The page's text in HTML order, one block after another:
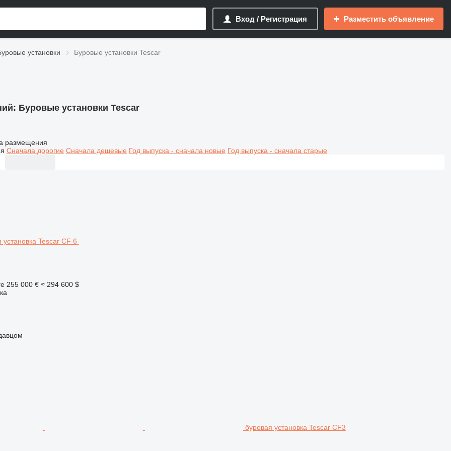
Вход / Регистрация Разместить объявление
установки Буровые установки Tescar
Буровые установки Tescar
размещения
Сначала дорогие Сначала дешевые Год выпуска - сначала новые Год выпуска - сначала старые
255 000 € ≈ 294 600 $
буровая установка Tescar CF3